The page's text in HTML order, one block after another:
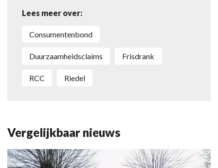
Lees meer over:
Consumentenbond
duurzaamheidsclaims frisdrank
RCC Riedel
Vergelijkbaar nieuws